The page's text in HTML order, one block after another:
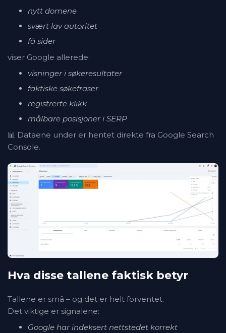
nytt domene
svært lav autoritet
få sider
viser Google allerede:
visninger i søkeresultater
faktiske søkefraser
registrerte klikk
målbare posisjoner i SERP
📊 Dataene under er hentet direkte fra Google Search
Console.
Hva disse tallene faktisk betyr
Tallene er små – og det er helt forventet.
Det viktige er signalene:
Google har indeksert nettstedet korrekt